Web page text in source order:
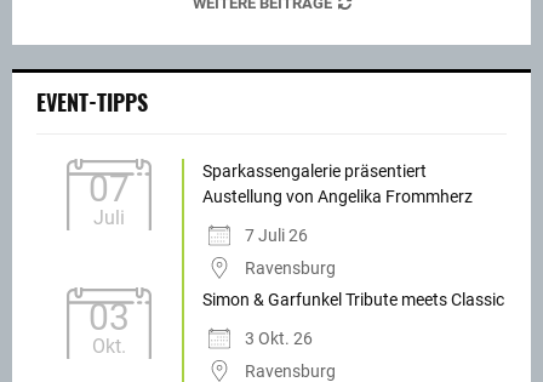
EVENT-TIPPS
07
Juli
Sparkassengalerie präsentiert
Austellung von Angelika Frommherz
7 Juli 26
Ravensburg
03
Okt.
Simon & Garfunkel Tribute meets Classic
3 Okt. 26
Ravensburg